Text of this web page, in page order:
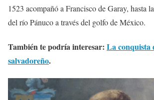
1523 acompañó a Francisco de Garay, hasta
del río Pánuco a través del golfo de México.
También te podría interesar: La
salvadoreño.